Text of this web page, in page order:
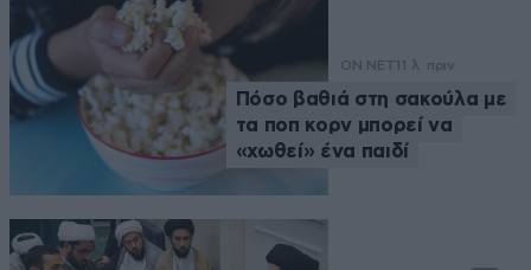
ON NET 11 λ. πριν
Πόσο βαθιά στη σακούλα με
τα ποπ κορν μπορεί να
«χωθεί» ένα παιδί